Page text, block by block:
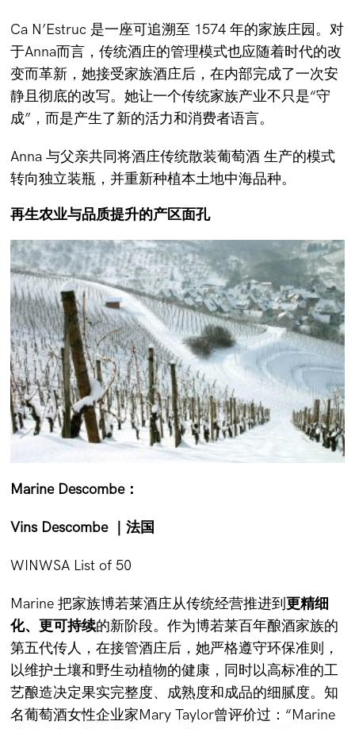
Ca N’Estruc 是一座可追溯至 1574 年的家族庄园。对
于Anna而言，传统酒庄的管理模式也应随着时代的改
变而革新，她接受家族酒庄后，在内部完成了一次安
静且彻底的改写。她让一个传统家族产业不只是“守
成”，而是产生了新的活力和消费者语言。
Anna 与父亲共同将酒庄传统散装葡萄酒 生产的模式
转向独立装瓶，并重新种植本土地中海品种。
再生农业与品质提升的产区面孔
Marine Descombe：
Vins Descombe ｜法国
WINWSA List of 50
Marine 把家族博若莱酒庄从传统经营推进到更精细
化、更可持续的新阶段。作为博若莱百年酿酒家族的
第五代传人，在接管酒庄后，她严格遵守环保准则，
以维护土壤和野生动植物的健康，同时以高标准的工
艺酿造决定果实完整度、成熟度和成品的细腻度。知
名葡萄酒女性企业家Mary Taylor曾评价过：“Marine